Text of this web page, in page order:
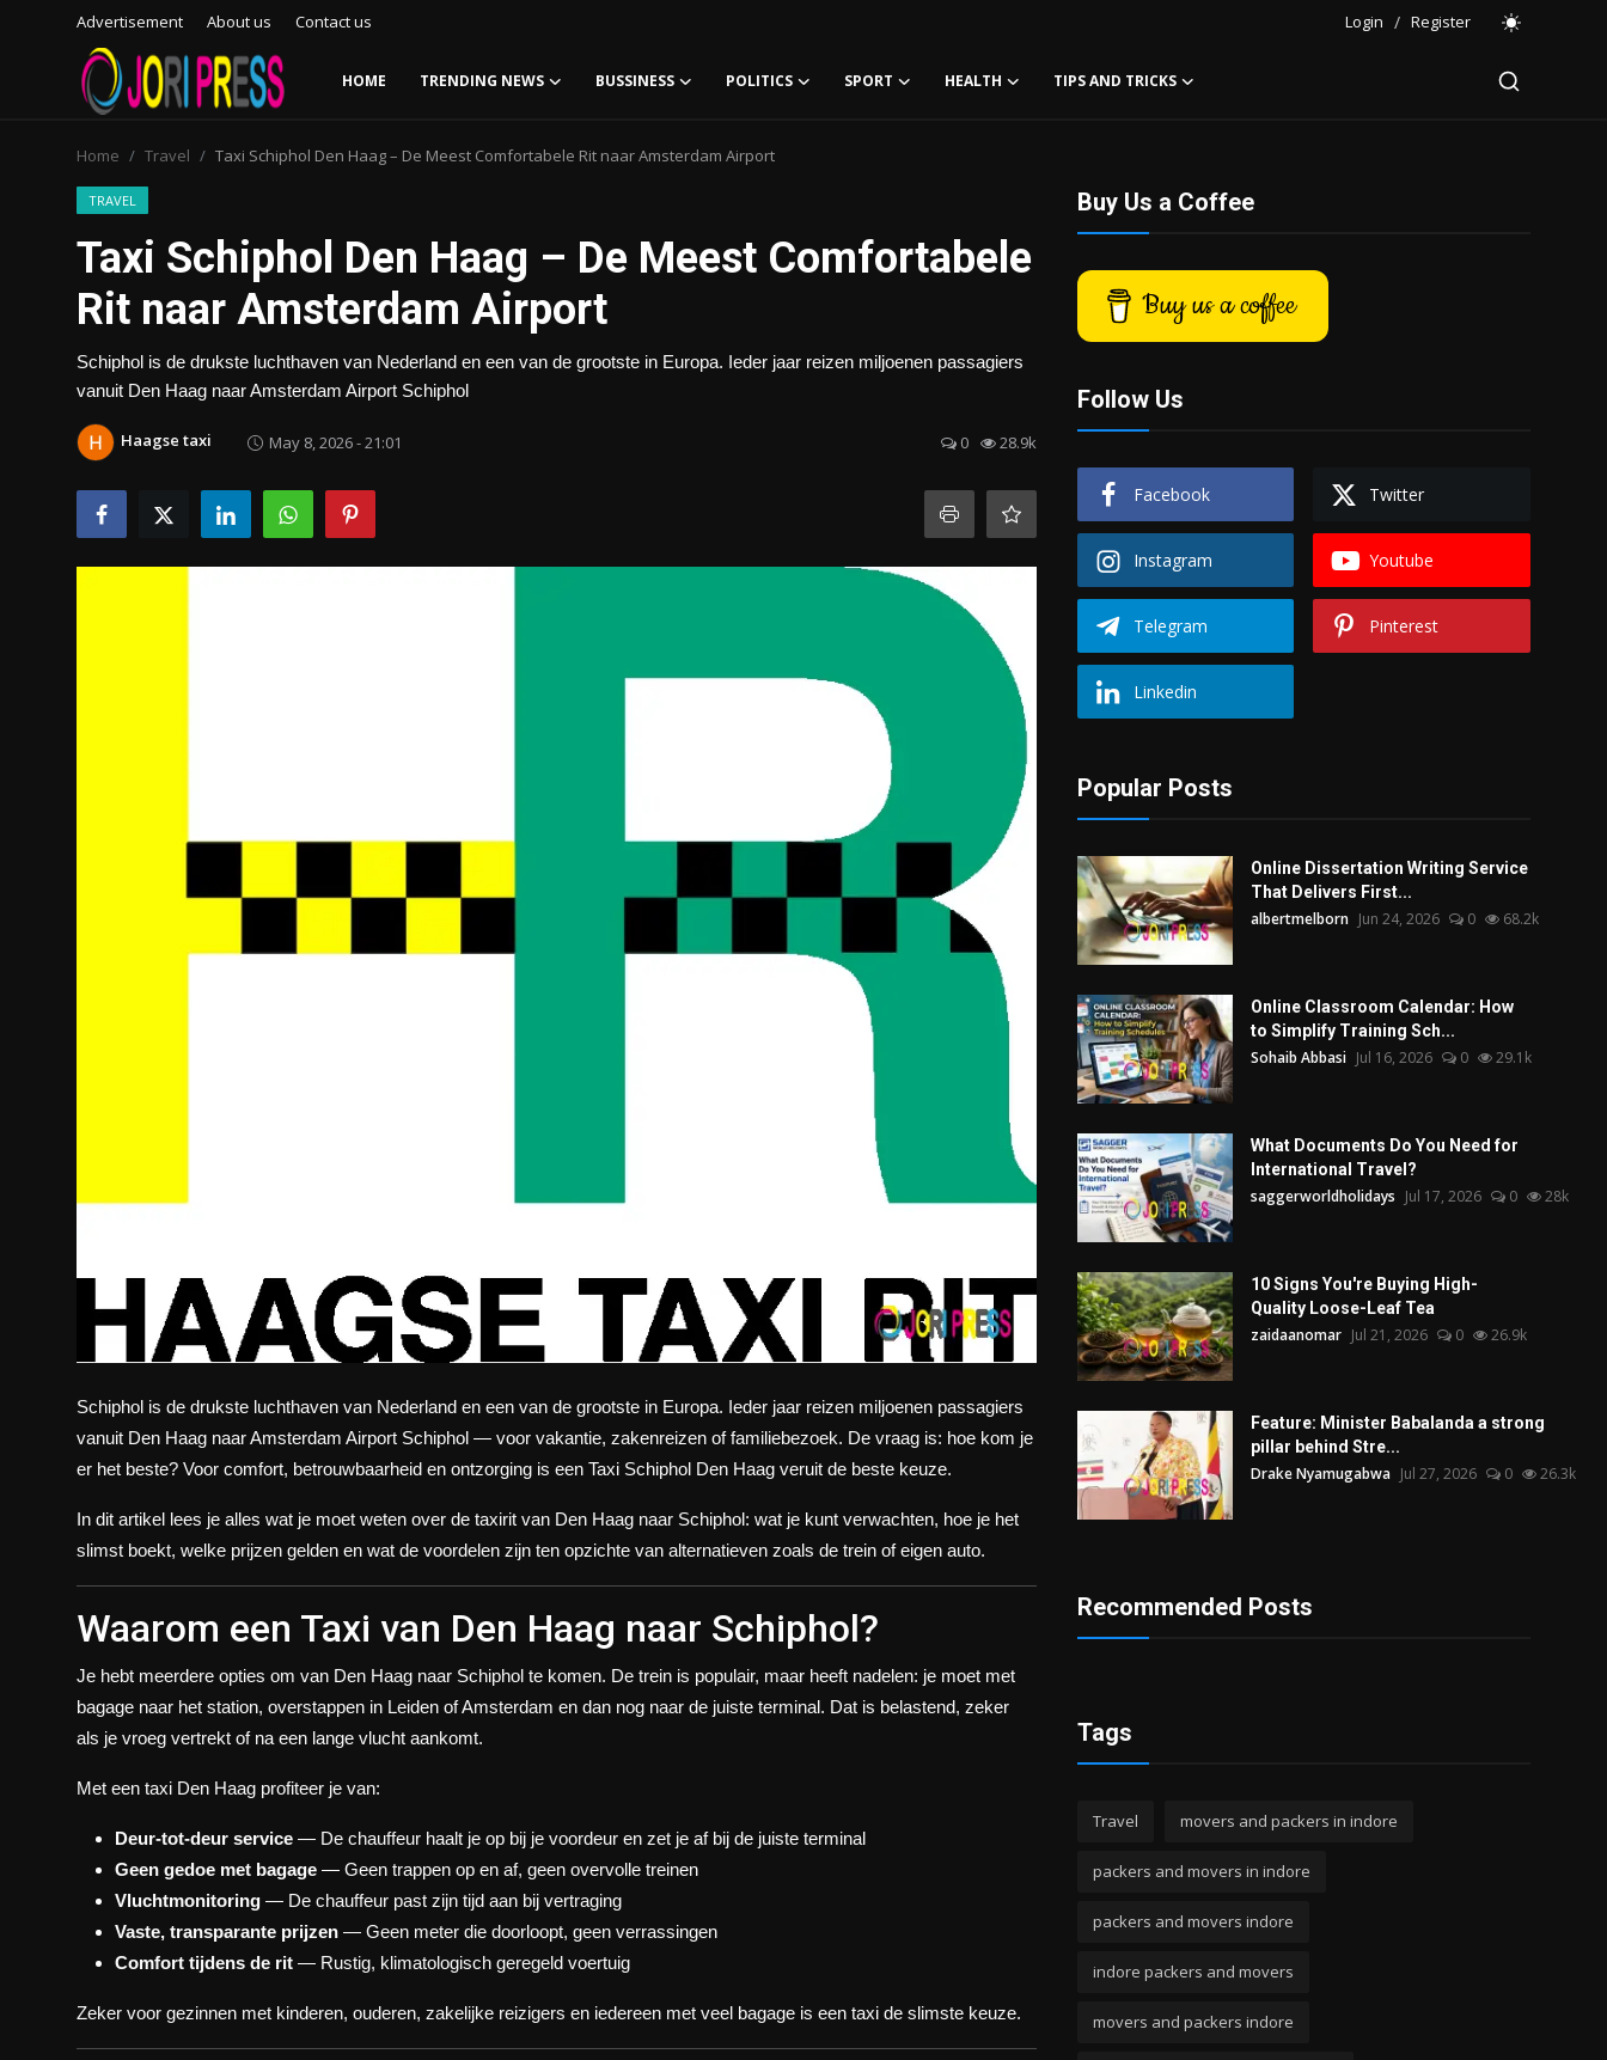
Advertisement About us Contact us Login / Register
HOME TRENDING NEWS BUSSINESS POLITICS SPORT HEALTH TIPS AND TRICKS
Advertisement
Trending News
Contact us
Bussiness
Home Travel Taxi Schiphol Den Haag – De Meest Comfortabele Rit naar Amsterdam Airport
TRAVEL
Taxi Schiphol Den Haag – De Meest Comfortabele
Rit naar Amsterdam Airport
Schiphol is de drukste luchthaven van Nederland en een van de grootste in Europa. Ieder jaar reizen miljoenen passagiers
vanuit Den Haag naar Amsterdam Airport Schiphol
Haagse taxi May 8, 2026 - 21:01 0 28.9k
Schiphol is de drukste luchthaven van Nederland en een van de grootste in Europa. Ieder jaar reizen miljoenen passagiers
vanuit Den Haag naar Amsterdam Airport Schiphol — voor vakantie, zakenreizen of familiebezoek. De vraag is: hoe kom je
er het beste? Voor comfort, betrouwbaarheid en ontzorging is een Taxi Schiphol Den Haag veruit de beste keuze.
In dit artikel lees je alles wat je moet weten over de taxirit van Den Haag naar Schiphol: wat je kunt verwachten, hoe je het
slimst boekt, welke prijzen gelden en wat de voordelen zijn ten opzichte van alternatieven zoals de trein of eigen auto.
Waarom een Taxi van Den Haag naar Schiphol?
Je hebt meerdere opties om van Den Haag naar Schiphol te komen. De trein is populair, maar heeft nadelen: je moet met
bagage naar het station, overstappen in Leiden of Amsterdam en dan nog naar de juiste terminal. Dat is belastend, zeker
als je vroeg vertrekt of na een lange vlucht aankomt.
Met een taxi Den Haag profiteer je van:
Deur-tot-deur service — De chauffeur haalt je op bij je voordeur en zet je af bij de juiste terminal
Geen gedoe met bagage — Geen trappen op en af, geen overvolle treinen
Vluchtmonitoring — De chauffeur past zijn tijd aan bij vertraging
Vaste, transparante prijzen — Geen meter die doorloopt, geen verrassingen
Comfort tijdens de rit — Rustig, klimatologisch geregeld voertuig
Zeker voor gezinnen met kinderen, ouderen, zakelijke reizigers en iedereen met veel bagage is een taxi de slimste keuze.
Buy Us a Coffee
Buy us a coffee
Follow Us
Facebook Twitter
Instagram Youtube
Telegram Pinterest
Linkedin
Popular Posts
Online Dissertation Writing Service
That Delivers First...
albertmelborn Jun 24, 2026 0 68.2k
Online Classroom Calendar: How
to Simplify Training Sch...
Sohaib Abbasi Jul 16, 2026 0 29.1k
What Documents Do You Need for
International Travel?
saggerworldholidays Jul 17, 2026 0 28k
10 Signs You're Buying High-
Quality Loose-Leaf Tea
zaidaanomar Jul 21, 2026 0 26.9k
Feature: Minister Babalanda a strong
pillar behind Stre...
Drake Nyamugabwa Jul 27, 2026 0 26.3k
Recommended Posts
Tags
Travel movers and packers in indore
packers and movers in indore
packers and movers indore
indore packers and movers
movers and packers indore